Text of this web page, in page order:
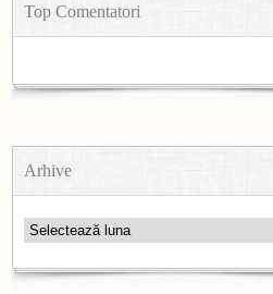
Top Comentatori
Arhive
Arhive